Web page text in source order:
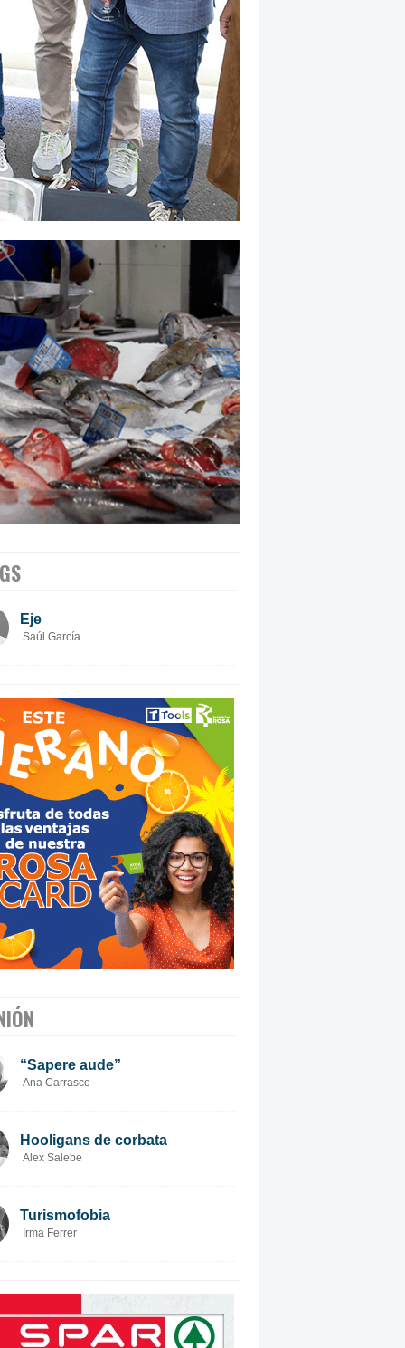
Eje
Saúl García
“Sapere aude”
Ana Carrasco
Hooligans de corbata
Alex Salebe
Turismofobia
Irma Ferrer